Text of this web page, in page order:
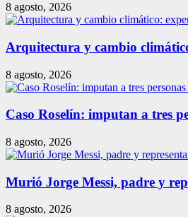
8 agosto, 2026
Arquitectura y cambio
8 agosto, 2026
Caso Roselín: imputan a tres
8 agosto, 2026
Murió Jorge Messi, padre y
8 agosto, 2026